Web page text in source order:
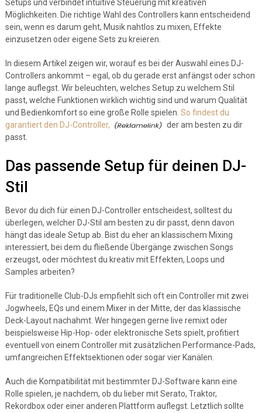
Setups und verbindet intuitive Steuerung mit kreativen
Möglichkeiten. Die richtige Wahl des Controllers kann entscheidend
sein, wenn es darum geht, Musik nahtlos zu mixen, Effekte
einzusetzen oder eigene Sets zu kreieren.
In diesem Artikel zeigen wir, worauf es bei der Auswahl eines DJ-
Controllers ankommt – egal, ob du gerade erst anfängst oder schon
lange auflegst. Wir beleuchten, welches Setup zu welchem Stil
passt, welche Funktionen wirklich wichtig sind und warum Qualität
und Bedienkomfort so eine große Rolle spielen. So findest du
garantiert den DJ-Controller,
der am besten zu dir
passt.
Das passende Setup für deinen DJ-
Stil
Bevor du dich für einen DJ-Controller entscheidest, solltest du
überlegen, welcher DJ-Stil am besten zu dir passt, denn davon
hängt das ideale Setup ab. Bist du eher an klassischem Mixing
interessiert, bei dem du fließende Übergänge zwischen Songs
erzeugst, oder möchtest du kreativ mit Effekten, Loops und
Samples arbeiten?
Für traditionelle Club-DJs empfiehlt sich oft ein Controller mit zwei
Jogwheels, EQs und einem Mixer in der Mitte, der das klassische
Deck-Layout nachahmt. Wer hingegen gerne live remixt oder
beispielsweise Hip-Hop- oder elektronische Sets spielt, profitiert
eventuell von einem Controller mit zusätzlichen Performance-Pads,
umfangreichen Effektsektionen oder sogar vier Kanälen.
Auch die Kompatibilität mit bestimmter DJ-Software kann eine
Rolle spielen, je nachdem, ob du lieber mit Serato, Traktor,
Rekordbox oder einer anderen Plattform auflegst. Letztlich sollte